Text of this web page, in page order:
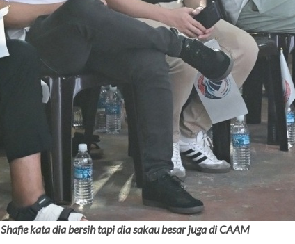
Shafie kata dia bersih tapi dia sakau besar juga di CAAM